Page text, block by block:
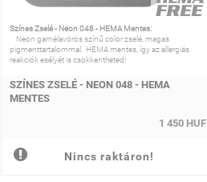
Színes Zselé - Neon 048 - HEMA Mentes:
Neon garnélavörös színű color zselé, magas
pigmenttartalommal. HEMA mentes, így az allergiás
reakciók esélyét is csökkentheted!
SZÍNES ZSELÉ - NEON 048 - HEMA
MENTES
1 450 HUF
Nincs raktáron!